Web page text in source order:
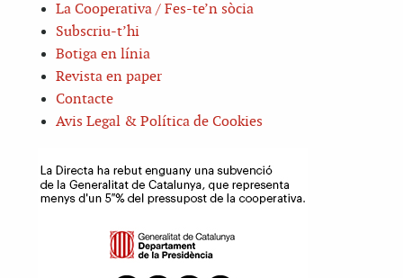
La Cooperativa / Fes-te’n sòcia
Subscriu-t’hi
Botiga en línia
Revista en paper
Contacte
Avis Legal & Política de Cookies